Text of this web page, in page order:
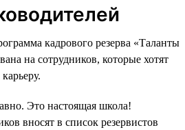
кадрового резерва «Таланты
на сотрудников, которые хотят
Это настоящая школа!
вносят в список резервистов